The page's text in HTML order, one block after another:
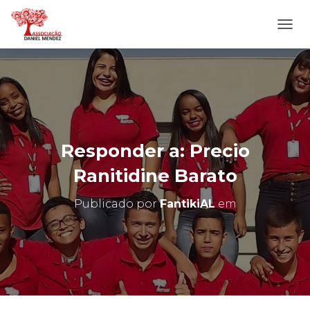
L
T
E
R
N
A
N
A
E
G
O
Responder a: Precio
Ranitidine Barato
Publicado porFantikiALem